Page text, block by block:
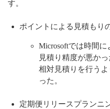
す。
ポイントによる見積もり
Microsoftでは時間
見積り精度が悪か
相対見積りを行う
った。
定期便リリースプランニ